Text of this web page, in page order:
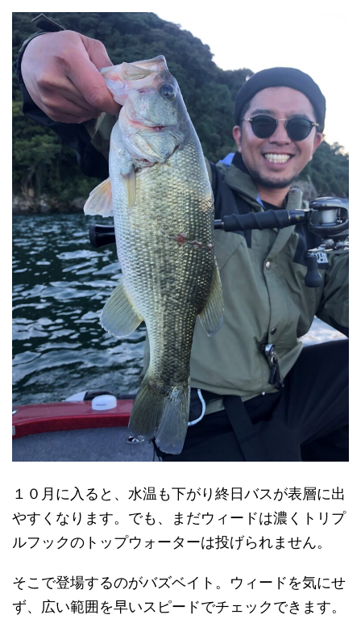
１０月に入ると、水温も下がり終日バスが表層に出
やすくなります。でも、まだウィードは濃くトリプ
ルフックのトップウォーターは投げられません。
そこで登場するのがバズベイト。ウィードを気にせ
ず、広い範囲を早いスピードでチェックできます。